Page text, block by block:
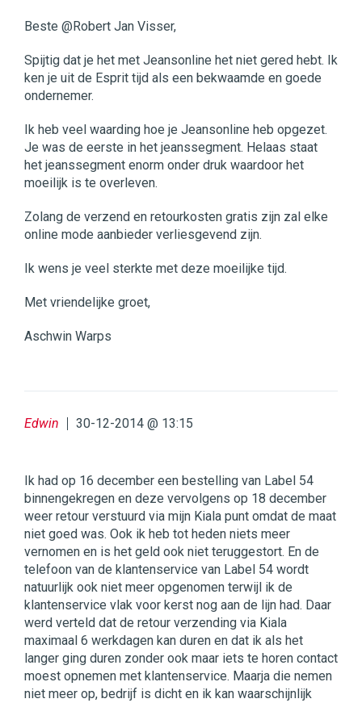
Beste @Robert Jan Visser,
Spijtig dat je het met Jeansonline het niet gered hebt. Ik
ken je uit de Esprit tijd als een bekwaamde en goede
ondernemer.
Ik heb veel waarding hoe je Jeansonline heb opgezet.
Je was de eerste in het jeanssegment. Helaas staat
het jeanssegment enorm onder druk waardoor het
moeilijk is te overleven.
Zolang de verzend en retourkosten gratis zijn zal elke
online mode aanbieder verliesgevend zijn.
Ik wens je veel sterkte met deze moeilijke tijd.
Met vriendelijke groet,
Aschwin Warps
Edwin 30-12-2014 @ 13:15
Ik had op 16 december een bestelling van Label 54
binnengekregen en deze vervolgens op 18 december
weer retour verstuurd via mijn Kiala punt omdat de maat
niet goed was. Ook ik heb tot heden niets meer
vernomen en is het geld ook niet teruggestort. En de
telefoon van de klantenservice van Label 54 wordt
natuurlijk ook niet meer opgenomen terwijl ik de
klantenservice vlak voor kerst nog aan de lijn had. Daar
werd verteld dat de retour verzending via Kiala
maximaal 6 werkdagen kan duren en dat ik als het
langer ging duren zonder ook maar iets te horen contact
moest opnemen met klantenservice. Maarja die nemen
niet meer op, bedrijf is dicht en ik kan waarschijnlijk